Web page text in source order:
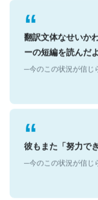
翻訳文体なせいか
ーの短編を読んだ
彼もまた「努力で